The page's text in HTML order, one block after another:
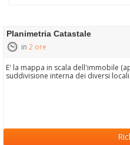
Planimetria Catastale
in 2 ore
E' la mappa in scala dell'immobile
suddivisione interna dei diversi